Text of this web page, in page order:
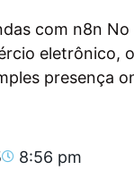
com n8n
eletrônico,
presença
8:56 pm